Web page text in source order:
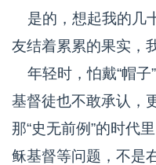
是的，想起我的几
友结着累累的果实，
年轻时，怕戴“帽子
基督徒也不敢承认，
那“史无前例”的时代
稣基督等问题，不是